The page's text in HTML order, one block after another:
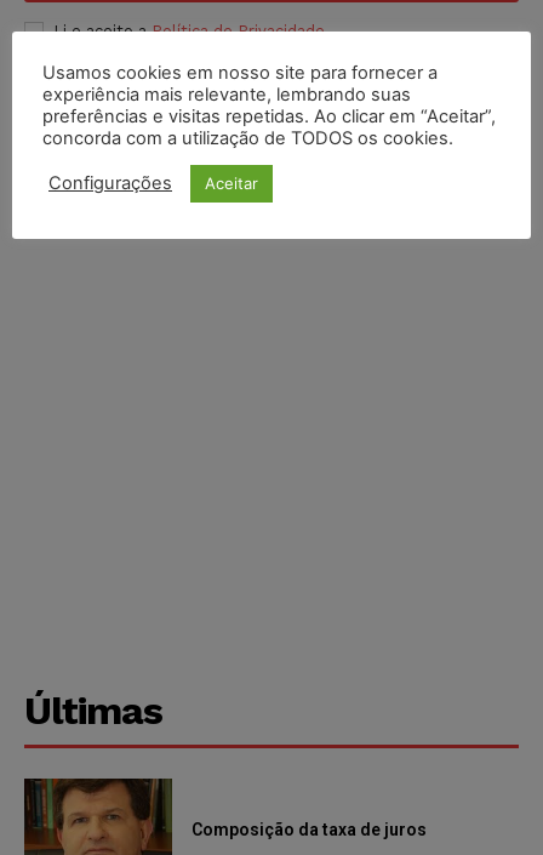
Li e aceito aPolítica de Privacidade.
Últimas
Composição da taxa de juros
Usamos cookies em nosso site para fornecer a
experiência mais relevante, lembrando suas
preferências e visitas repetidas. Ao clicar em “Aceitar”,
concorda com a utilização de TODOS os cookies.
Configurações Aceitar